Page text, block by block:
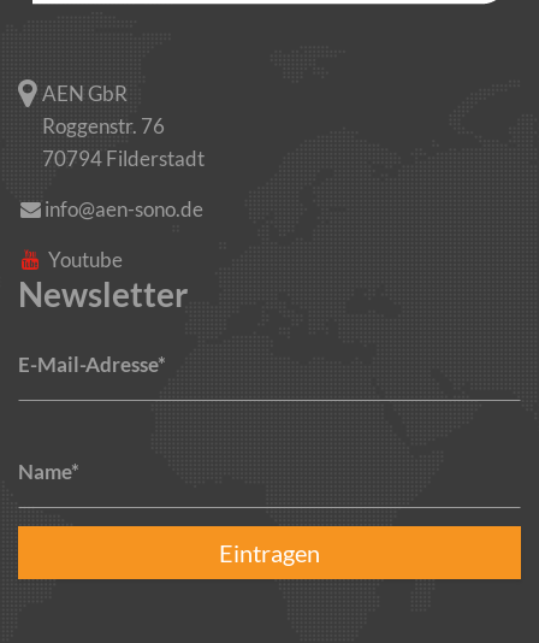
AEN GbR
Roggenstr. 76
70794 Filderstadt
info@aen-sono.de
Youtube
Newsletter
E-Mail-Adresse*
Name*
Eintragen